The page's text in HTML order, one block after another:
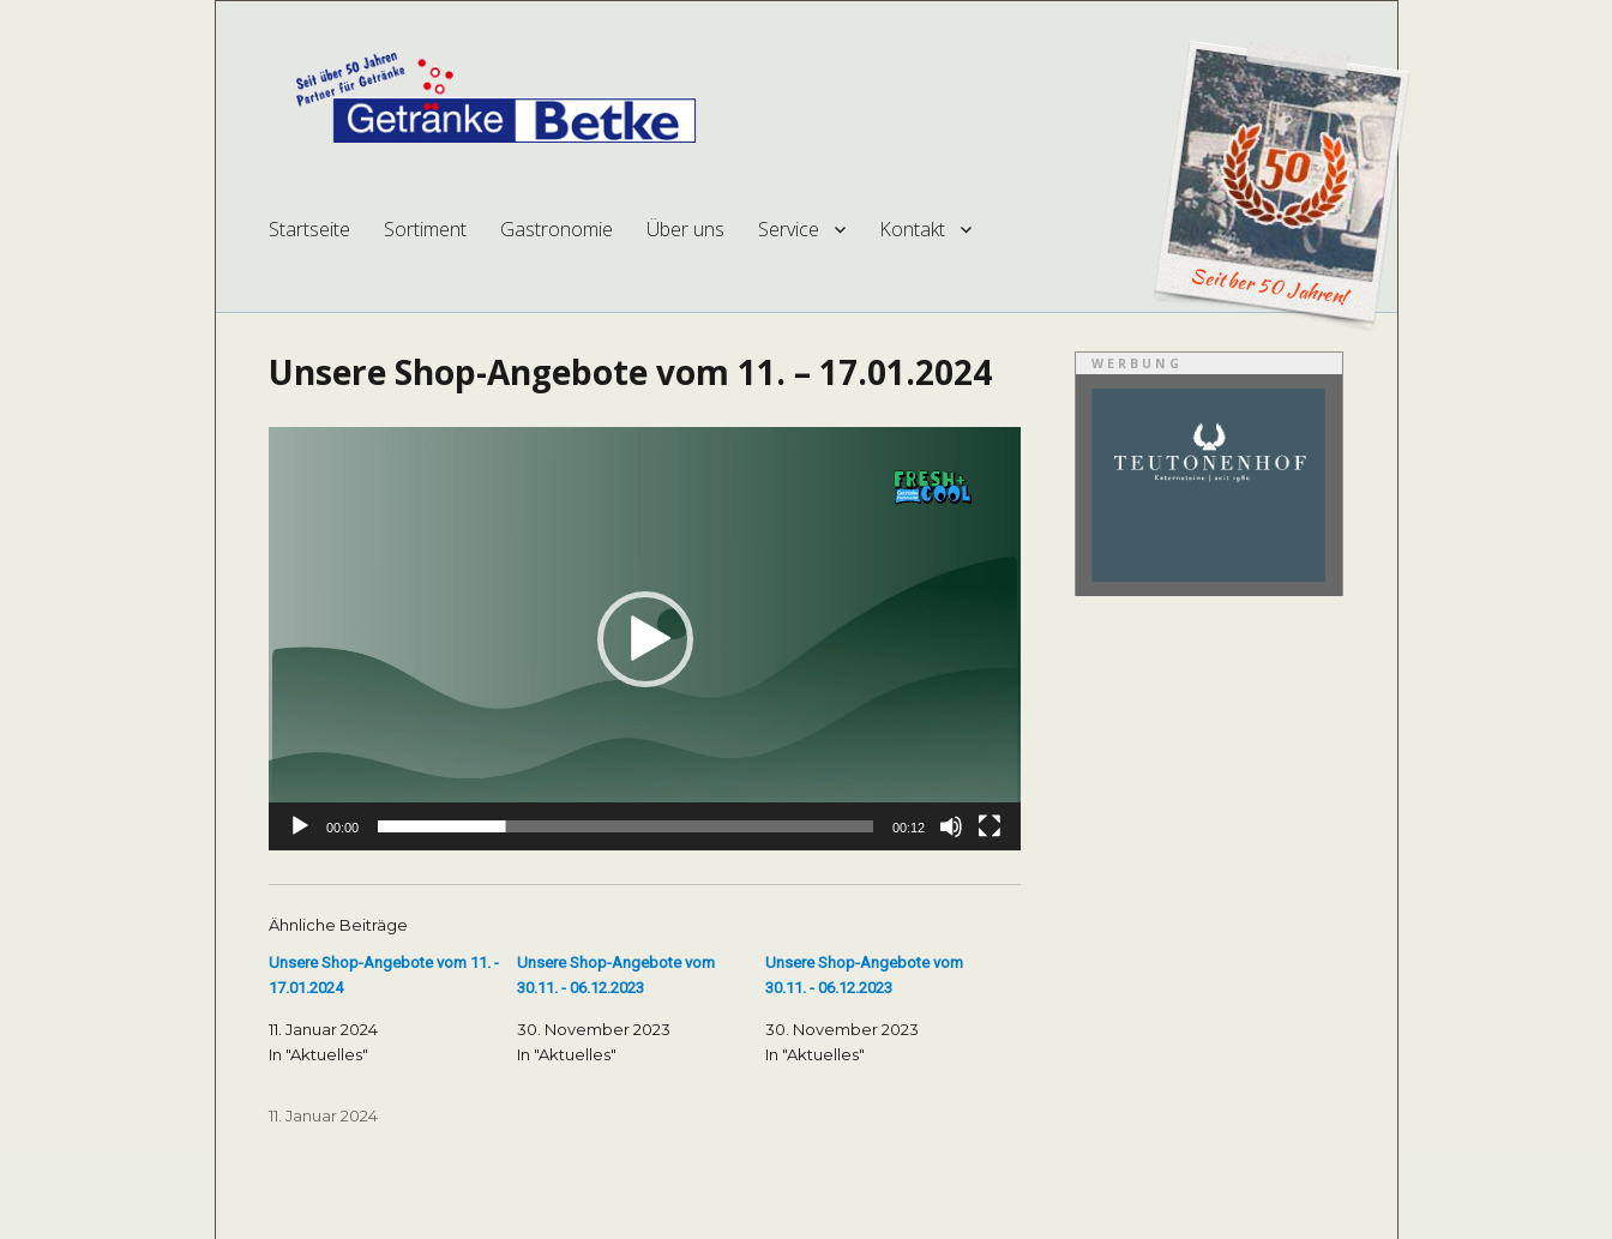
Seit ber 50 Jahren!
Startseite Sortiment Gastronomie Über uns Service Kontakt
Unsere Shop-Angebote vom 11. – 17.01.2024
00:00 00:12
Ähnliche Beiträge
Unsere Shop-Angebote vom 11. -
17.01.2024
11. Januar 2024
In "Aktuelles"
Unsere Shop-Angebote vom
30.11. - 06.12.2023
30. November 2023
In "Aktuelles"
Unsere Shop-Angebote vom
30.11. - 06.12.2023
30. November 2023
In "Aktuelles"
Veröffentlicht
11. Januar 2024
WERBUNG